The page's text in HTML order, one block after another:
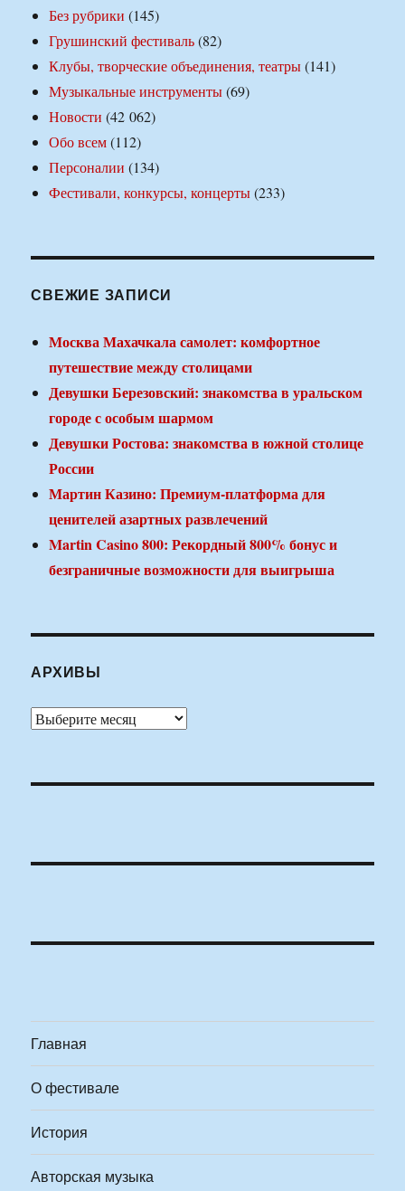
Без рубрики (145)
Грушинский фестиваль(82)
Клубы, творческие объединения, театры(141)
Музыкальные инструменты(69)
Новости (42 062)
Обо всем(112)
Персоналии (134)
Фестивали, конкурсы, концерты(233)
СВЕЖИЕ ЗАПИСИ
Москва Махачкала самолет: комфортное
путешествие между столицами
Девушки Березовский: знакомства в уральском
городе с особым шармом
Девушки Ростова: знакомства в южной столице
России
Мартин Казино: Премиум-платформа для
ценителей азартных развлечений
Martin Casino 800: Рекордный 800% бонус и
безграничные возможности для выигрыша
АРХИВЫ
Архивы
Главная
О фестивале
История
Авторская музыка